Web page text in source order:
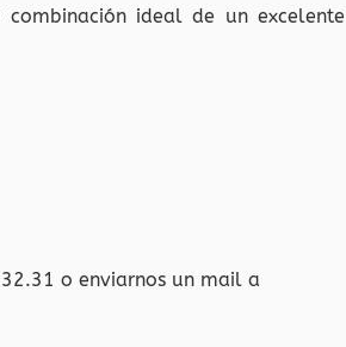
ideal de un excelente
o enviarnos un mail a